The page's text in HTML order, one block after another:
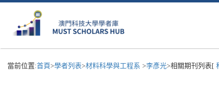
當前位置:首頁>學者列表>材料科學與工程系 >李彥光>相關期刊列表[